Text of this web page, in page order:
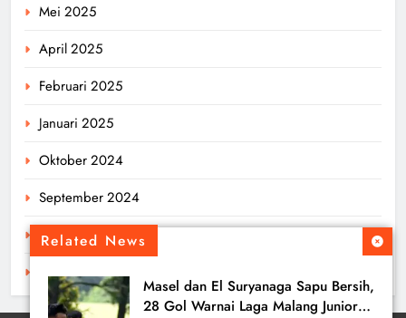
Related News
Masel dan El Suryanaga Sapu Bersih,
28 Gol Warnai Laga Malang Junior
Mei 2025
April 2025
Februari 2025
Januari 2025
Oktober 2024
September 2024
Agustus 2024
Juli 2024